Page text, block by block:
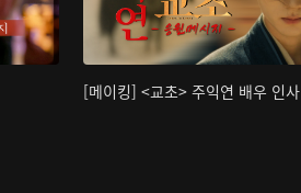
[메이킹] <교초> 주익연 배우 인사